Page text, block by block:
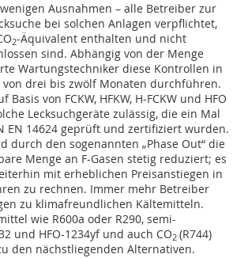
Ausnahmen – alle Betreiber zur
bei solchen Anlagen verpflichtet,
2-Äquivalent enthalten und nicht
sind. Abhängig von der Menge
Wartungstechniker diese Kontrollen in
von drei bis zwölf Monaten durchführen.
von FCKW, HFKW, H-FCKW und HFO
Lecksuchgeräte zulässig, die ein Mal
EN 14624 geprüft und zertifiziert wurden.
durch den sogenannten „Phase Out“ die
Menge an F-Gasen stetig reduziert; es
mit erheblichen Preisanstiegen in
zu rechnen. Immer mehr Betreiber
zu klimafreundlichen Kältemitteln.
wie R600a oder R290, semi-
und HFO-1234yf und auch CO2 (R744)
den nächstliegenden Alternativen.